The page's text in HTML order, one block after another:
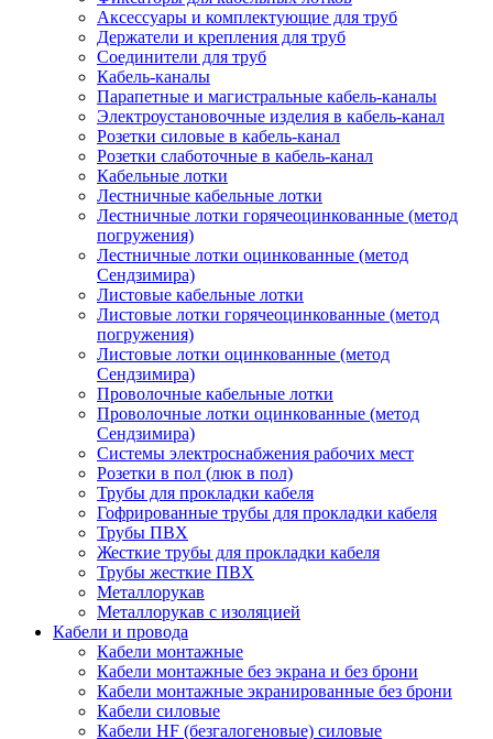
Аксессуары и комплектующие для труб
Держатели и крепления для труб
Соединители для труб
Кабель-каналы
Парапетные и магистральные кабель-каналы
Электроустановочные изделия в кабель-канал
Розетки силовые в кабель-канал
Розетки слаботочные в кабель-канал
Кабельные лотки
Лестничные кабельные лотки
Лестничные лотки горячеоцинкованные (метод
погружения)
Лестничные лотки оцинкованные (метод
Сендзимира)
Листовые кабельные лотки
Листовые лотки горячеоцинкованные (метод
погружения)
Листовые лотки оцинкованные (метод
Сендзимира)
Проволочные кабельные лотки
Проволочные лотки оцинкованные (метод
Сендзимира)
Системы электроснабжения рабочих мест
Розетки в пол (люк в пол)
Трубы для прокладки кабеля
Гофрированные трубы для прокладки кабеля
Трубы ПВХ
Жесткие трубы для прокладки кабеля
Трубы жесткие ПВХ
Металлорукав
Металлорукав с изоляцией
Кабели и провода
Кабели монтажные
Кабели монтажные без экрана и без брони
Кабели монтажные экранированные без брони
Кабели силовые
Кабели HF (безгалогеновые) силовые